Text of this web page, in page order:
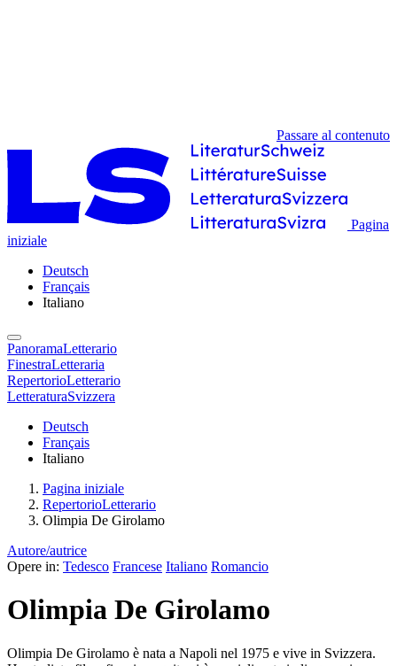
Passare al contenuto
Pagina
iniziale
Deutsch
Français
Italiano
PanoramaLetterario
FinestraLetteraria
RepertorioLetterario
LetteraturaSvizzera
Deutsch
Français
Italiano
Pagina iniziale
RepertorioLetterario
Olimpia De Girolamo
Autore/autrice
Opere in: Tedesco Francese Italiano Romancio
Olimpia De Girolamo
Olimpia De Girolamo è nata a Napoli nel 1975 e vive in Svizzera.